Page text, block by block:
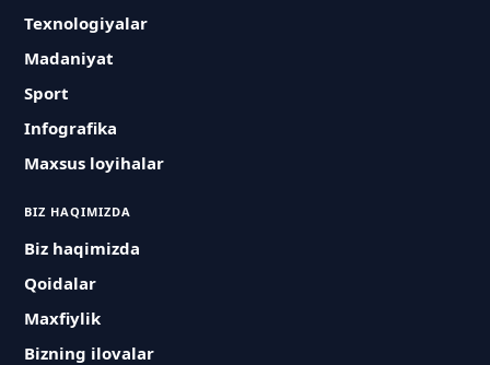
Texnologiyalar
Madaniyat
Sport
Infografika
Maxsus loyihalar
BIZ HAQIMIZDA
Biz haqimizda
Qoidalar
Maxfiylik
Bizning ilovalar